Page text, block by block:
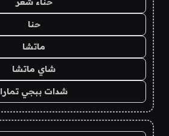
حنا
ماتشا
شاي ماتشا
شدات ببجي تمارا